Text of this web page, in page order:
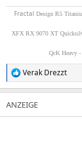
Fractal Design R5
XFX RX 9070 XT
QcK Heavy
R
e
a
k
t
Verak Drezzt